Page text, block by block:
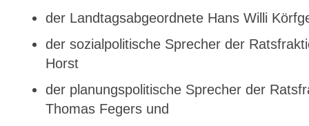
der Landtagsabgeordnete Hans Willi
der sozialpolitische Sprecher der
Horst
der planungspolitische Sprecher der
Thomas Fegers und